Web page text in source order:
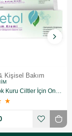
Kişisel Bakım
Hametol Çok Kuru Ciltler İçin Onarıcı Bakım Kremi 30 g
★